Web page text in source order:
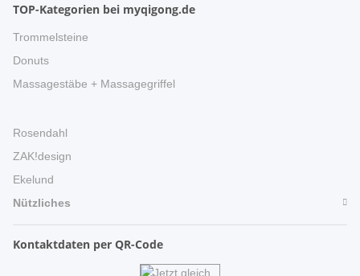
TOP-Kategorien bei myqigong.de
Trommelsteine
Donuts
Massagestäbe + Massagegriffel
Rosendahl
ZAK!design
Ekelund
Nützliches
Kontaktdaten per QR-Code